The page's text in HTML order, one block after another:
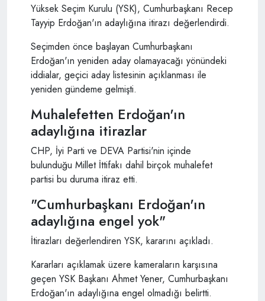
Yüksek Seçim Kurulu (YSK), Cumhurbaşkanı Recep
Tayyip Erdoğan'ın adaylığına itirazı değerlendirdi.
Seçimden önce başlayan Cumhurbaşkanı
Erdoğan'ın yeniden aday olamayacağı yönündeki
iddialar, geçici aday listesinin açıklanması ile
yeniden gündeme gelmişti.
Muhalefetten Erdoğan'ın
adaylığına itirazlar
CHP, İyi Parti ve DEVA Partisi'nin içinde
bulunduğu Millet İttifakı dahil birçok muhalefet
partisi bu duruma itiraz etti.
"Cumhurbaşkanı Erdoğan'ın
adaylığına engel yok"
İtirazları değerlendiren YSK, kararını açıkladı.
Kararları açıklamak üzere kameraların karşısına
geçen YSK Başkanı Ahmet Yener, Cumhurbaşkanı
Erdoğan'ın adaylığına engel olmadığı belirtti.